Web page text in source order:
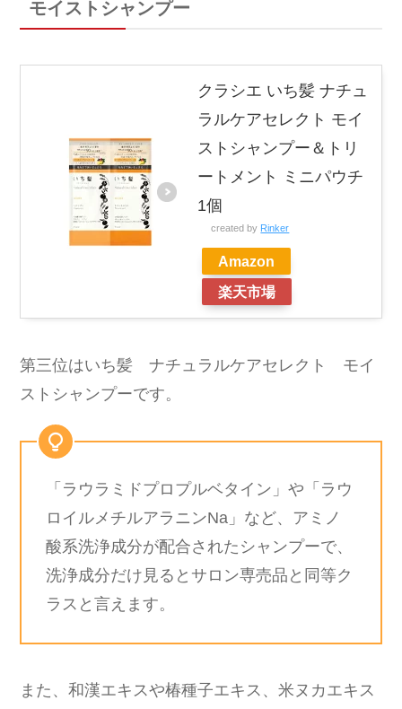
モイストシャンプー
クラシエ いち髪 ナチュ
ラルケアセレクト モイ
ストシャンプー＆トリ
ートメント ミニパウチ
1個
created by Rinker
Amazon
楽天市場
第三位はいち髪 ナチュラルケアセレクト モイ
ストシャンプーです。
「ラウラミドプロプルベタイン」や「ラウ
ロイルメチルアラニンNa」など、アミノ
酸系洗浄成分が配合されたシャンプーで、
洗浄成分だけ見るとサロン専売品と同等ク
ラスと言えます。
また、和漢エキスや椿種子エキス、米ヌカエキス